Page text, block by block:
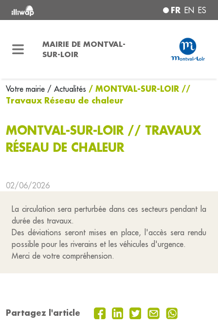
FR EN ES
MAIRIE DE MONTVAL-
SUR-LOIR
Votre mairie / Actualités / MONTVAL-SUR-LOIR //
Travaux Réseau de chaleur
MONTVAL-SUR-LOIR // TRAVAUX
RÉSEAU DE CHALEUR
02/06/2026
La circulation sera perturbée dans ces secteurs pendant la
durée des travaux.
Des déviations seront mises en place, l'accès sera rendu
possible pour les riverains et les véhicules d'urgence.
Merci de votre compréhension.
Partagez l'article